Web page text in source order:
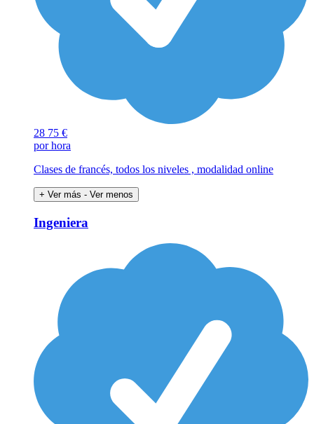
28 75 €
por hora
Clases de francés, todos los niveles , modalidad online
+ Ver más - Ver menos
Ingeniera